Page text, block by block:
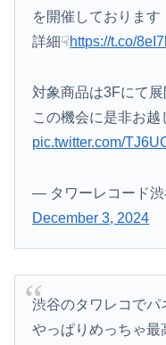
を開催しております
詳細☟https://t.co/
対象商品は3Fにて展
この機会に是非お
pic.twitter.com/
— タワーレコード
December 3, 2024
渋谷のタワレコでパ
やっぱりめっちゃ最